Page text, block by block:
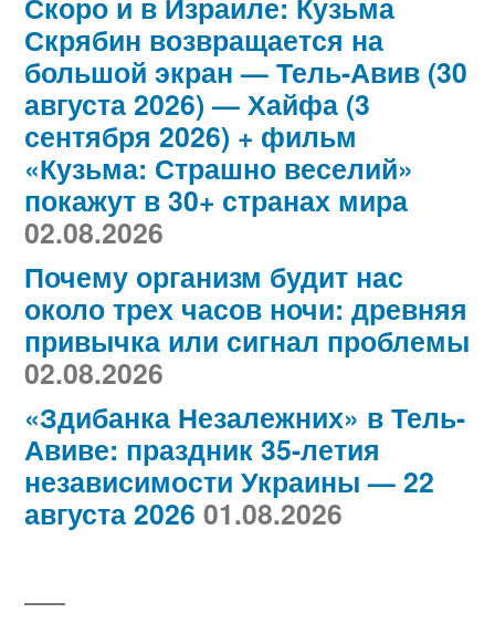
Скрябин возвращается на
большой экран — Тель-Авив (30
августа 2026) — Хайфа (3
сентября 2026) + фильм
«Кузьма: Страшно веселий»
покажут в 30+ странах мира
02.08.2026
Почему организм будит нас
около трех часов ночи: древняя
привычка или сигнал проблемы
02.08.2026
«Здибанка Незалежних» в Тель-
Авиве: праздник 35-летия
независимости Украины — 22
августа 2026 01.08.2026